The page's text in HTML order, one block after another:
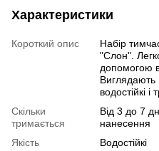
Характеристики
Короткий опис
Набір
"Слон".
допомогою
Виглядають
водостійкі
Скільки
тримається
Від 3 до 7
нанесення
Якість
Водостійкі